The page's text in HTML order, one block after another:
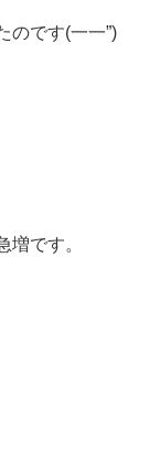
のです(一一”)
です。